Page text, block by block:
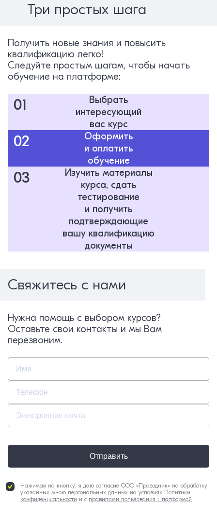
Три простых шага
Получить новые знания и повысить
квалификацию легко!
Следуйте простым шагам, чтобы начать
обучение на платформе:
01
Выбрать
интересующий
вас курс
02
Оформить
и оплатить
обучение
03
Изучить материалы
курса, сдать
тестирование
и получить
подтверждающие
вашу квалификацию
документы
Свяжитесь с нами
Нужна помощь с выбором курсов?
Оставьте свои контакты и мы Вам
перезвоним.
Нажимая на кнопку, я даю согласие ООО «Проводник» на обработку
указанных мною персональных данных на условиях Политики
конфиденциальности и с правилами пользования Платформой
Отправить